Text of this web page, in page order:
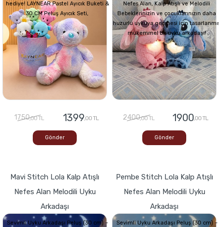
hediye! LAYNEAR Pastel Ayıcık Buketi &
30 CM Peluş Ayıcık Seti,
1750,00 TL 1399,00 TL
Gönder
Nefes Alan, Kalp Atışlı ve Melodili
Bebeklerinizin ve çocuklarınızın daha
huzurlu uykuya geçmesi için
mükemmel bir uyku arkadaşı!
2400,00 TL 1900,00 TL
Gönder
Mavi Stitch Lola Kalp Atışlı
Nefes Alan Melodili Uyku
Arkadaşı
Sevimli Uyku Arkadaşı Peluş (30 cm) –
Pembe Stitch Lola Kalp Atışlı
Nefes Alan Melodili Uyku
Arkadaşı
Sevimli Uyku Arkadaşı Peluş (30 cm) –